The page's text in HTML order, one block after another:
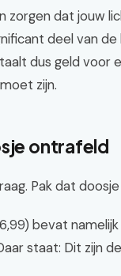
dat jouw
deel van
dus geld voor
zijn.
ontrafeld
Pak dat doosje
bevat
staat: Dit zijn